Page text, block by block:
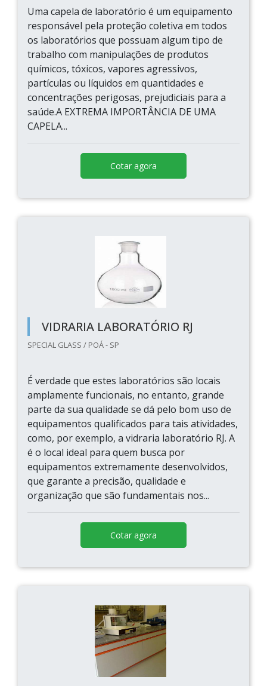
Uma capela de laboratório é um equipamento
responsável pela proteção coletiva em todos
os laboratórios que possuam algum tipo de
trabalho com manipulações de produtos
químicos, tóxicos, vapores agressivos,
partículas ou líquidos em quantidades e
concentrações perigosas, prejudiciais para a
saúde.A EXTREMA IMPORTÂNCIA DE UMA
CAPELA...
Cotar agora
VIDRARIA LABORATÓRIO RJ
SPECIAL GLASS / POÁ - SP
É verdade que estes laboratórios são locais
amplamente funcionais, no entanto, grande
parte da sua qualidade se dá pelo bom uso de
equipamentos qualificados para tais atividades,
como, por exemplo, a vidraria laboratório RJ. A
é o local ideal para quem busca por
equipamentos extremamente desenvolvidos,
que garante a precisão, qualidade e
organização que são fundamentais nos...
Cotar agora